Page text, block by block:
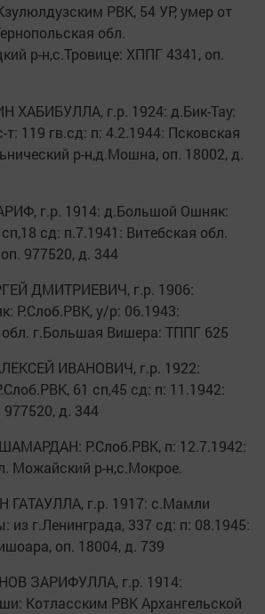
РВК, 54 УР, умер от
обл.
р-н,с.Тровице: ХППГ 4341, оп.
ХАБИБУЛЛА, г.р. 1924: д.Бик-Тау:
119 гв.сд: п: 4.2.1944: Псковская
р-н,д.Мошна, оп. 18002, д.
г.р. 1914: д.Большой Ошняк:
сд: п.7.1941: Витебская обл.
977520, д. 344
ДМИТРИЕВИЧ, г.р. 1906:
Р.Слоб.РВК, у/р: 06.1943:
г.Большая Вишера: ТППГ 625
ИВАНОВИЧ, г.р. 1922:
61 сп,45 сд: п: 11.1942:
977520, д. 344
Р.Слоб.РВК, п: 12.7.1942:
Можайский р-н,с.Мокрое.
г.р. 1917: с.Мамли
из г.Ленинграда, 337 сд: п: 08.1945:
оп. 18004, д. 739
ЗАРИФУЛЛА, г.р. 1914:
Котласским РВК Архангельской